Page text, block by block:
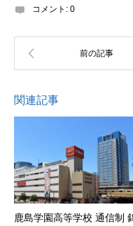
コメント: 0
関連記事
鹿島学園高等学校 通信制